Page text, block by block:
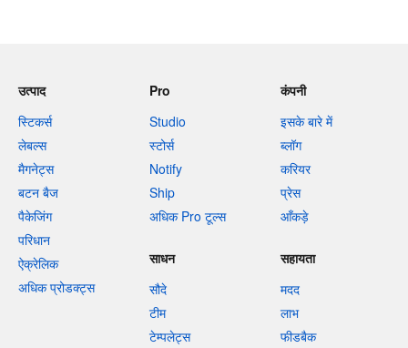
उत्पाद
स्टिकर्स
लेबल्स
मैगनेट्स
बटन बैज
पैकेजिंग
परिधान
ऐक्रेलिक
अधिक प्रोडक्ट्स
Pro
Studio
स्टोर्स
Notify
Ship
अधिक Pro टूल्स
कंपनी
इसके बारे में
ब्लॉग
करियर
प्रेस
आँकड़े
साधन
सौदे
टीम
टेम्पलेट्स
सहायता
मदद
लाभ
फीडबैक